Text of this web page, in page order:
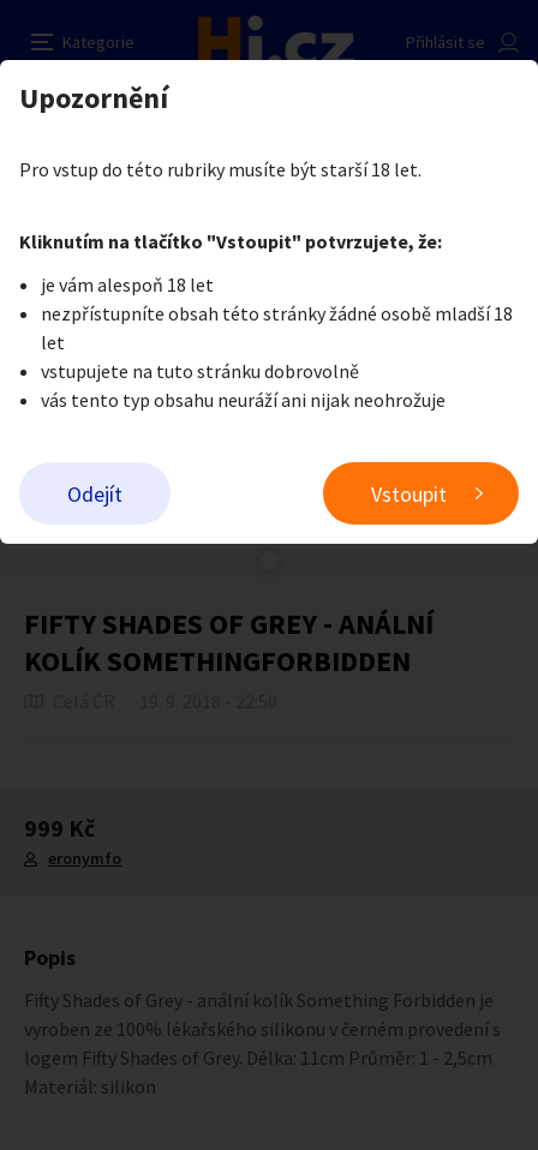
Kategorie
Přihlásit se
Auto-moto
Reality a bydlení Seznamka
Zvířata
Stroje a nářadí PC a elektro Sport a hobby
Sběratelství
Přidat inzerát
Erotika Erotické zboží
Je nám líto, ale tenhle inzerát již není aktuální.
FIFTY SHADES OF GREY - ANÁLNÍ
KOLÍK SOMETHINGFORBIDDEN
999 Kč
eronymfo
Popis
Fifty Shades of Grey - anální kolík Something Forbidden je
vyroben ze 100% lékařského silikonu v černém provedení s
logem Fifty Shades of Grey. Délka: 11cm Průměr: 1 - 2,5cm
Materiál: silikon
FIFTY SHADES OF GREY - ANÁLNÍ KOLÍK
SOMETHINGFORBIDDEN
Prodávající
eronymfo
Odeslat zprávu
Nahlásit inzerát
Upozornění
Pro vstup do této rubriky musíte být starší 18 let.
Kliknutím na tlačítko "Vstoupit" potvrzujete, že:
je vám alespoň 18 let
nezpřístupníte obsah této stránky žádné osobě mladší 18
let
vstupujete na tuto stránku dobrovolně
vás tento typ obsahu neuráží ani nijak neohrožuje
Odejít Vstoupit